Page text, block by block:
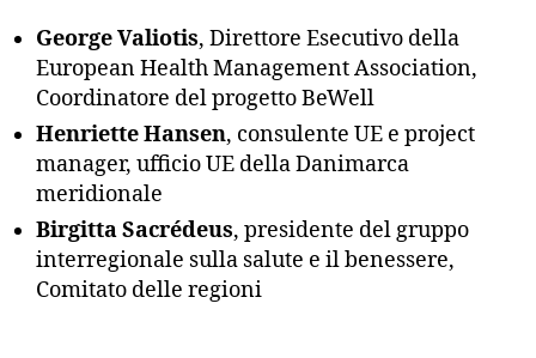
George Valiotis, Direttore Esecutivo della
European Health Management Association,
Coordinatore del progetto BeWell
Henriette Hansen, consulente UE e project
manager, ufficio UE della Danimarca
meridionale
Birgitta Sacrédeus, presidente del gruppo
interregionale sulla salute e il benessere,
Comitato delle regioni